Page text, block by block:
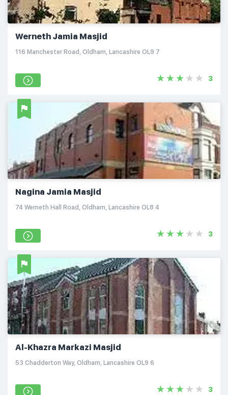
Werneth Jamia Masjid
116 Manchester Road, Oldham, Lancashire OL9 7
3
Nagina Jamia Masjid
74 Werneth Hall Road, Oldham, Lancashire OL8 4
3
Al-Khazra Markazi Masjid
53 Chadderton Way, Oldham, Lancashire OL9 6
3